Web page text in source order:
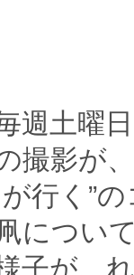
週土曜
撮影が
行く”
につい
子が、